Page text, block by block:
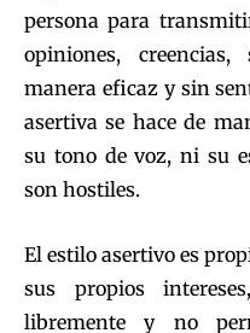
persona para
opiniones,
manera eficaz y sin
asertiva se hace de
su tono de voz, ni su
son hostiles.
El estilo asertivo es
sus propios
libremente y no